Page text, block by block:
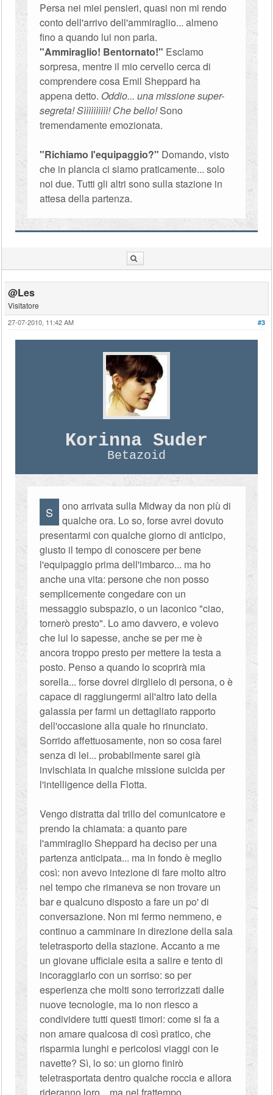
Persa nei miei pensieri, quasi non mi rendo
conto dell'arrivo dell'ammiraglio... almeno
fino a quando lui non parla.
"Ammiraglio! Bentornato!" Esclamo
sorpresa, mentre il mio cervello cerca di
comprendere cosa Emil Sheppard ha
appena detto. Oddio... una missione super-
segreta! Sìììììììììì! Che bello!Sono
tremendamente emozionata.
"Richiamo l'equipaggio?" Domando, visto
che in plancia ci siamo praticamente... solo
noi due. Tutti gli altri sono sulla stazione in
attesa della partenza.
@Les
Visitatore
#3
27-07-2010, 11:42 AM
Korinna Suder
Betazoid
S
ono arrivata sulla Midway da non più di
qualche ora. Lo so, forse avrei dovuto
presentarmi con qualche giorno di anticipo,
giusto il tempo di conoscere per bene
l'equipaggio prima dell'imbarco... ma ho
anche una vita: persone che non posso
semplicemente congedare con un
messaggio subspazio, o un laconico "ciao,
tornerò presto". Lo amo davvero, e volevo
che lui lo sapesse, anche se per me è
ancora troppo presto per mettere la testa a
posto. Penso a quando lo scoprirà mia
sorella... forse dovrei dirglielo di persona, o è
capace di raggiungermi all'altro lato della
galassia per farmi un dettagliato rapporto
dell'occasione alla quale ho rinunciato.
Sorrido affettuosamente, non so cosa farei
senza di lei... probabilmente sarei già
invischiata in qualche missione suicida per
l'intelligence della Flotta.
Vengo distratta dal trillo del comunicatore e
prendo la chiamata: a quanto pare
l'ammiraglio Sheppard ha deciso per una
partenza anticipata... ma in fondo è meglio
così: non avevo intezione di fare molto altro
nel tempo che rimaneva se non trovare un
bar e qualcuno disposto a fare un po' di
conversazione. Non mi fermo nemmeno, e
continuo a camminare in direzione della sala
teletrasporto della stazione. Accanto a me
un giovane ufficiale esita a salire e tento di
incoraggiarlo con un sorriso: so per
esperienza che molti sono terrorizzati dalle
nuove tecnologie, ma io non riesco a
condividere tutti questi timori: come si fa a
non amare qualcosa di così pratico, che
risparmia lunghi e pericolosi viaggi con le
navette? Sì, lo so: un giorno finirò
teletrasportata dentro qualche roccia e allora